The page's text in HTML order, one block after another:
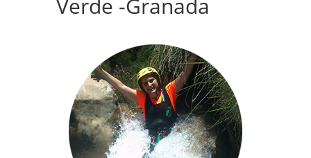
Verde -Granada